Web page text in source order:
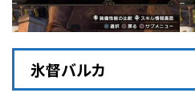
氷督バルカ